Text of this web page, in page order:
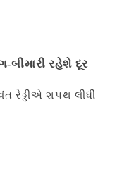
બીમારી રહેશે દૂર